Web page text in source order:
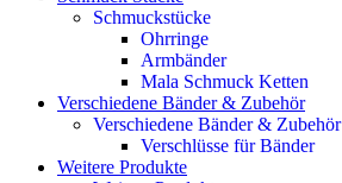
Schmuckstücke
Ohrringe
Armbänder
Mala Schmuck Ketten
Verschiedene Bänder & Zubehör
Verschiedene Bänder & Zubehör
Verschlüsse für Bänder
Weitere Produkte